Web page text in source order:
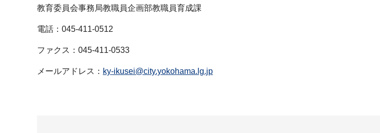
教育委員会事務局教職員企画部教職員育成課
電話：045-411-0512
ファクス：045-411-0533
メールアドレス： ky-ikusei@city.yokohama.lg.jp